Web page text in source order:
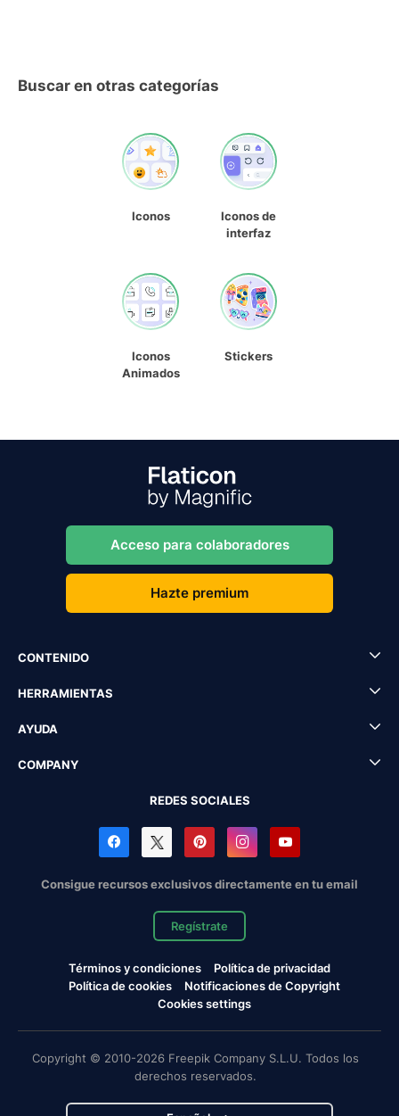
Buscar en otras categorías
Iconos
Iconos de
interfaz
Iconos
Animados
Stickers
Acceso para colaboradores
Hazte premium
CONTENIDO
HERRAMIENTAS
AYUDA
COMPANY
REDES SOCIALES
Consigue recursos exclusivos directamente en tu email
Regístrate
Términos y condiciones
Política de privacidad
Política de cookies
Notificaciones de Copyright
Cookies settings
Copyright © 2010-2026 Freepik Company S.L.U. Todos los
derechos reservados.